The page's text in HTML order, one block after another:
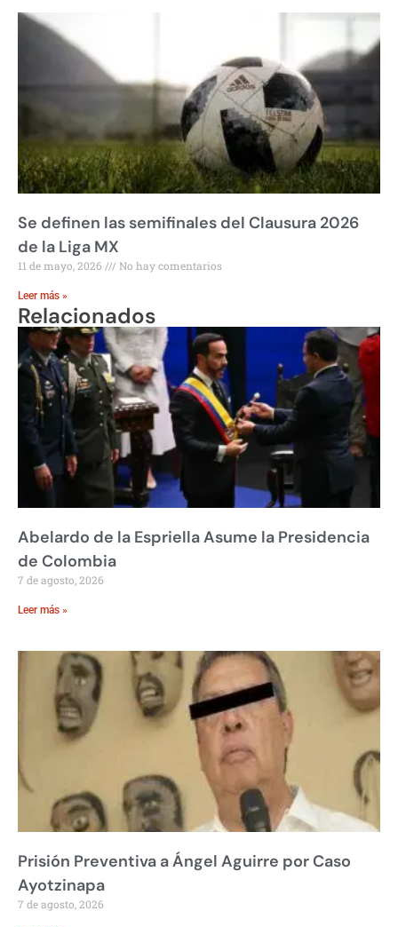
Se definen las semifinales del Clausura 2026
de la Liga MX
11 de mayo, 2026 No hay comentarios
Leer más »
Relacionados
Abelardo de la Espriella Asume la Presidencia
de Colombia
7 de agosto, 2026
Leer más »
Prisión Preventiva a Ángel Aguirre por Caso
Ayotzinapa
7 de agosto, 2026